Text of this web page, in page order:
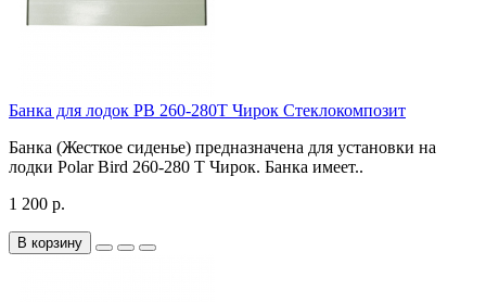
Банка для лодок РВ 260-280Т Чирок Стеклокомпозит
Банка (Жесткое сиденье) предназначена для установки на
лодки Polar Bird 260-280 Т Чирок. Банка имеет..
1 200 р.
В корзину